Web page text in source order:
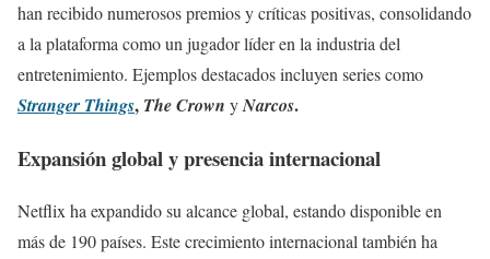
han recibido numerosos premios y críticas positivas, consolidando
a la plataforma como un jugador líder en la industria del
entretenimiento. Ejemplos destacados incluyen series como
Stranger Things, The Crown yNarcos.
Expansión global y presencia internacional
Netflix ha expandido su alcance global, estando disponible en
más de 190 países. Este crecimiento internacional también ha